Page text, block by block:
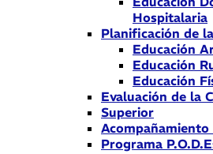
Hospitalaria
Planificación de
Educación
Educación
Educación
Evaluación de la
Superior
Acompañamiento
Programa